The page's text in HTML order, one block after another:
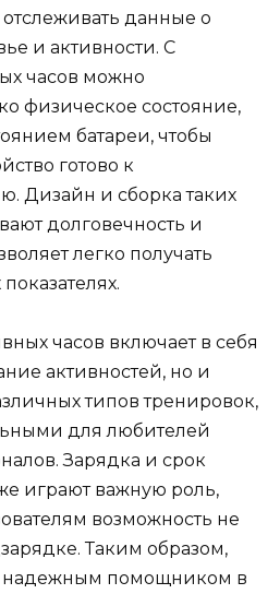
данные о
и активности. С
часов можно
физическое состояние,
батареи, чтобы
готово к
Дизайн и сборка таких
долговечность и
легко получать
часов включает в себя
активностей, но и
типов тренировок,
для любителей
Зарядка и срок
играют важную роль,
возможность не
Таким образом,
надежным помощником в